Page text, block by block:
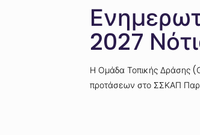
2027
Η Ομάδα Τοπικής Δράσης
προτάσεων στο ΣΣΚΑΠ